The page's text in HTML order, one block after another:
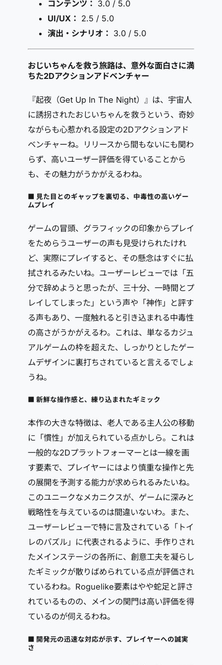
コンテンツ： 3.0 / 5.0
UI/UX： 2.5 / 5.0
演出・シナリオ： 3.0 / 5.0
おじいちゃんを救う旅路は、意外な面白さに満
ちた2Dアクションアドベンチャー
『起夜（Get Up In The Night）』は、宇宙人
に誘拐されたおじいちゃんを救うという、奇妙
ながらも心惹かれる設定の2Dアクションアド
ベンチャーね。リリースから間もないにも関わ
らず、高いユーザー評価を得ていることから
も、その魅力がうかがえるわね。
■ 見た目とのギャップを裏切る、中毒性の高いゲー
ムプレイ
ゲームの冒頭、グラフィックの印象からプレイ
をためらうユーザーの声も見受けられたけれ
ど、実際にプレイすると、その懸念はすぐに払
拭されるみたいね。ユーザーレビューでは「五
分で辞めようと思ったが、三十分、一時間とプ
レイしてしまった」という声や「神作」と評す
る声もあり、一度触れると引き込まれる中毒性
の高さがうかがえるわ。これは、単なるカジュ
アルゲームの枠を超えた、しっかりとしたゲー
ムデザインに裏打ちされていると言えるでしょ
うね。
■ 新鮮な操作感と、練り込まれたギミック
本作の大きな特徴は、老人である主人公の移動
に「慣性」が加えられている点かしら。これは
一般的な2Dプラットフォーマーとは一線を画
す要素で、プレイヤーにはより慎重な操作と先
の展開を予測する能力が求められるみたいね。
このユニークなメカニクスが、ゲームに深みと
戦略性を与えているのは間違いないわ。また、
ユーザーレビューで特に言及されている「トイ
レのパズル」に代表されるように、手作りされ
たメインステージの各所に、創意工夫を凝らし
たギミックが散りばめられている点が評価され
ているわね。Roguelike要素はやや蛇足と評さ
れているものの、メインの関門は高い評価を得
ているのが伺えるわね。
■ 開発元の迅速な対応が示す、プレイヤーへの誠実
さ